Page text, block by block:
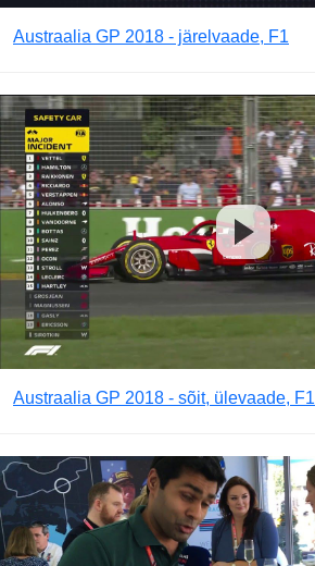
Austraalia GP 2018 - järelvaade, F1
Austraalia GP 2018 - sõit, ülevaade, F1